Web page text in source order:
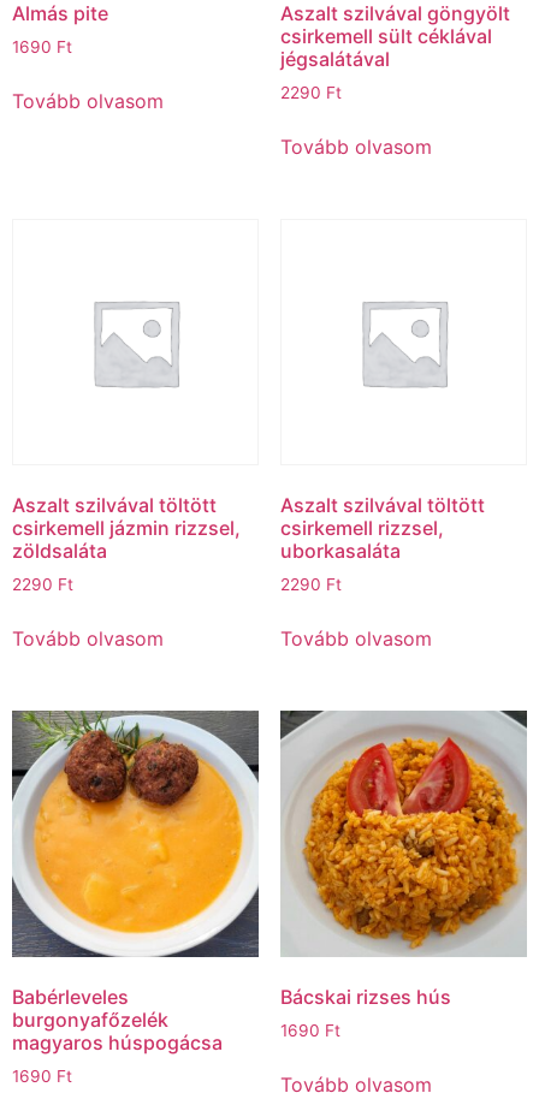
Almás pite
1690 Ft
Tovább olvasom
Aszalt szilvával göngyölt
csirkemell sült céklával
jégsalátával
2290 Ft
Tovább olvasom
Aszalt szilvával töltött
csirkemell jázmin rizzsel,
zöldsaláta
2290 Ft
Tovább olvasom
Aszalt szilvával töltött
csirkemell rizzsel,
uborkasaláta
2290 Ft
Tovább olvasom
Babérleveles
burgonyafőzelék
magyaros húspogácsa
1690 Ft
Bácskai rizses hús
1690 Ft
Tovább olvasom